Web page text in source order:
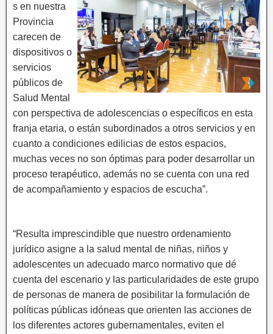
s en nuestra
Provincia
carecen de
dispositivos o
servicios
públicos de
Salud Mental
con perspectiva de adolescencias o específicos en esta
franja etaria, o están subordinados a otros servicios y en
cuanto a condiciones edilicias de estos espacios,
muchas veces no son óptimas para poder desarrollar un
proceso terapéutico, además no se cuenta con una red
de acompañamiento y espacios de escucha”.
“Resulta imprescindible que nuestro ordenamiento
jurídico asigne a la salud mental de niñas, niños y
adolescentes un adecuado marco normativo que dé
cuenta del escenario y las particularidades de este grupo
de personas de manera de posibilitar la formulación de
políticas públicas idóneas que orienten las acciones de
los diferentes actores gubernamentales, eviten el